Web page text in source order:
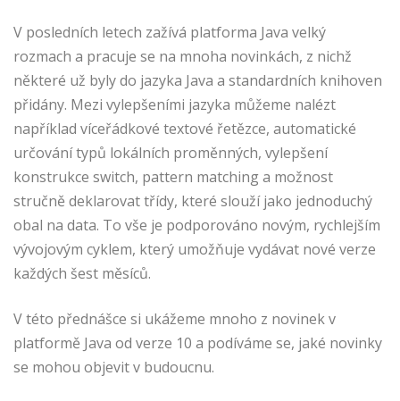
V posledních letech zažívá platforma Java velký
rozmach a pracuje se na mnoha novinkách, z nichž
některé už byly do jazyka Java a standardních knihoven
přidány. Mezi vylepšeními jazyka můžeme nalézt
například víceřádkové textové řetězce, automatické
určování typů lokálních proměnných, vylepšení
konstrukce switch, pattern matching a možnost
stručně deklarovat třídy, které slouží jako jednoduchý
obal na data. To vše je podporováno novým, rychlejším
vývojovým cyklem, který umožňuje vydávat nové verze
každých šest měsíců.
V této přednášce si ukážeme mnoho z novinek v
platformě Java od verze 10 a podíváme se, jaké novinky
se mohou objevit v budoucnu.